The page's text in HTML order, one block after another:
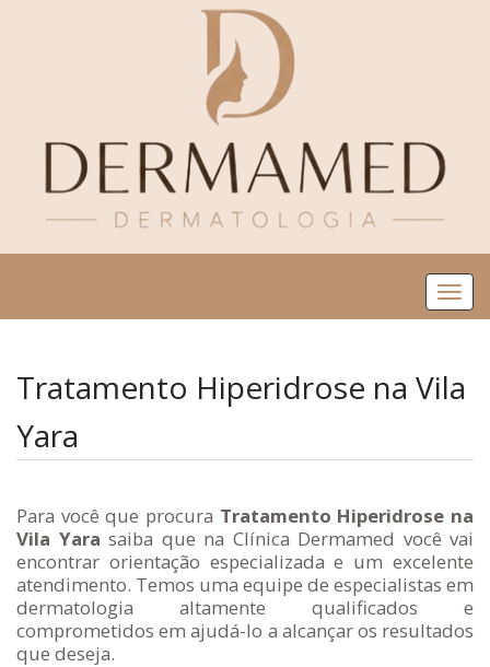
Tratamento Hiperidrose na Vila
Yara
Para você que procura Tratamento Hiperidrose na
Vila Yara saiba que na Clínica Dermamed você vai
encontrar orientação especializada e um excelente
atendimento. Temos uma equipe de especialistas em
dermatologia altamente qualificados e
comprometidos em ajudá-lo a alcançar os resultados
que deseja.